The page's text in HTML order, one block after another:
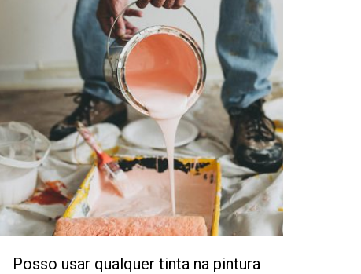
Posso usar qualquer tinta na pintura